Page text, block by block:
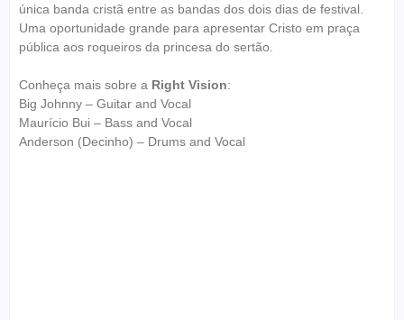
única banda cristã entre as bandas dos dois dias de festival.
Uma oportunidade grande para apresentar Cristo em praça
pública aos roqueiros da princesa do sertão.
Conheça mais sobre a Right Vision:
Big Johnny – Guitar and Vocal
Maurício Bui – Bass and Vocal
Anderson (Decinho) – Drums and Vocal